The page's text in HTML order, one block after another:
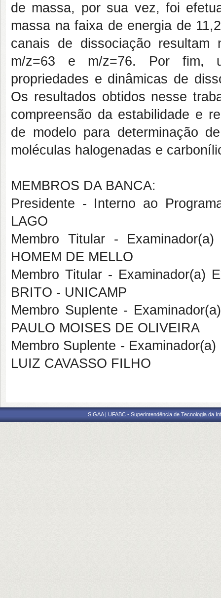
de massa, por sua vez, foi
massa na faixa de energia de
canais de dissociação resultam
m/z=63 e m/z=76. Por fim,
propriedades e dinâmicas de
Os resultados obtidos nesse
compreensão da estabilidade e
de modelo para determinação
moléculas halogenadas e
MEMBROS DA BANCA:
Presidente - Interno ao
LAGO
Membro Titular -
HOMEM DE MELLO
Membro Titular - Examinador(a)
BRITO - UNICAMP
Membro Suplente -
PAULO MOISES DE OLIVEIRA
Membro Suplente -
LUIZ CAVASSO FILHO
SIGAA | UFABC - Superintendência de Tecnologia da